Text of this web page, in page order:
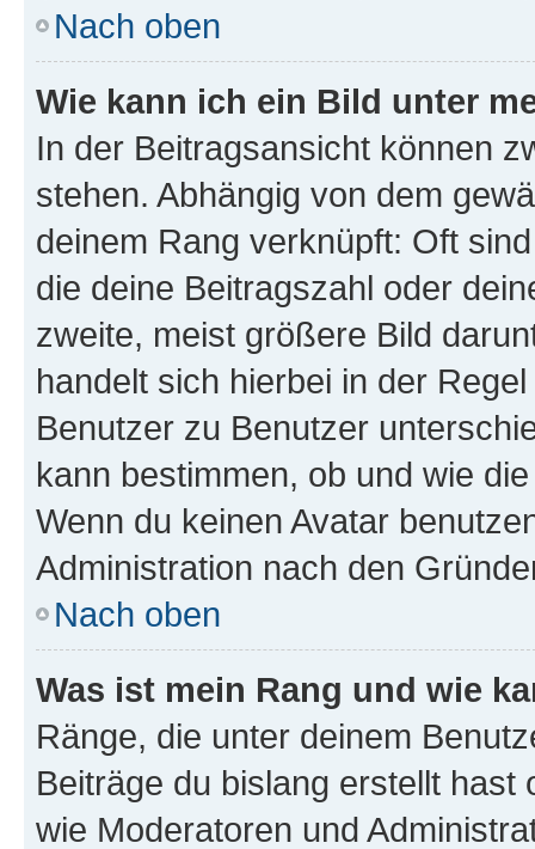
Nach oben
Wie kann ich ein Bild unter
In der Beitragsansicht können
stehen. Abhängig von dem
deinem Rang verknüpft: Oft
die deine Beitragszahl oder
zweite, meist größere Bild
handelt sich hierbei in der
Benutzer zu Benutzer
kann bestimmen, ob und wie
Wenn du keinen Avatar
Administration nach den
Nach oben
Was ist mein Rang und wie
Ränge, die unter deinem
Beiträge du bislang erstellt
wie Moderatoren und